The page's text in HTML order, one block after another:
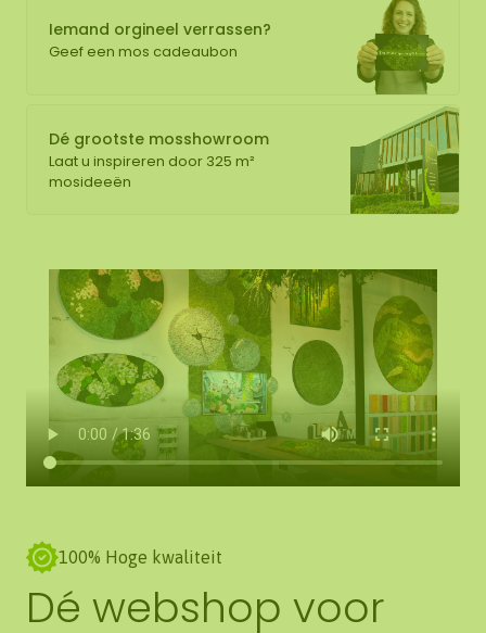
Iemand orgineel verrassen?
Geef een mos cadeaubon
Dé grootste mosshowroom
Laat u inspireren door 325 m²
mosideeën
100% Hoge kwaliteit
Dé webshop voor